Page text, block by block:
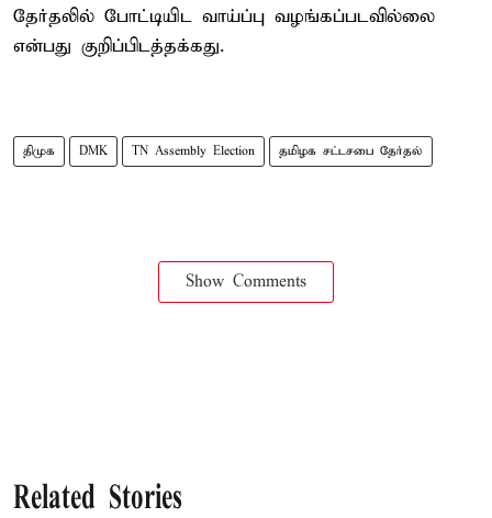
தேர்தலில் போட்டியிட வாய்ப்பு வழங்கப்படவில்லை
என்பது குறிப்பிடத்தக்கது.
திமுக DMK TN Assembly Election தமிழக சட்டசபை தேர்தல்
Show Comments
Related Stories